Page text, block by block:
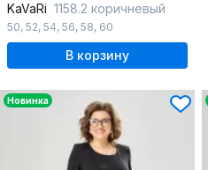
KaVaRi 1158.2 коричневый
50, 52, 54, 56, 58, 60
В корзину
Новинка